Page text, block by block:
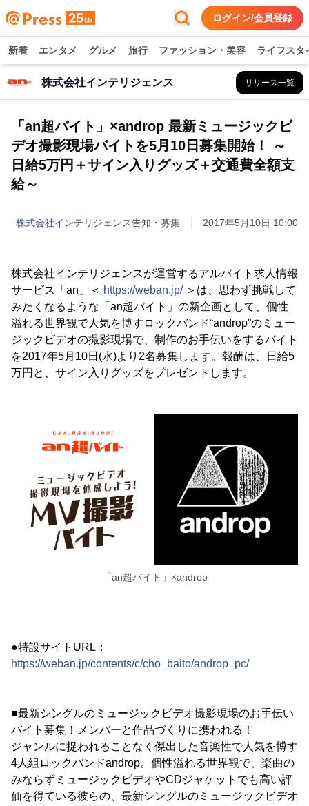
ログイン/会員登録
新着 エンタメ グルメ 旅行 ファッション・美容 ライフスタ
株式会社インテリジェンス リリース一覧
「an超バイト」×androp 最新ミュージックビ
デオ撮影現場バイトを5月10日募集開始！ ～
日給5万円＋サイン入りグッズ＋交通費全額支
給～
株式会社インテリジェンス告知・募集 2017年5月10日 10:00
株式会社インテリジェンスが運営するアルバイト求人情報
サービス「an」＜ https://weban.jp/＞は、思わず挑戦して
みたくなるような「an超バイト」の新企画として、個性
溢れる世界観で人気を博すロックバンド“androp”のミュー
ジックビデオの撮影現場で、制作のお手伝いをするバイト
を2017年5月10日(水)より2名募集します。報酬は、日給5
万円と、サイン入りグッズをプレゼントします。
「an超バイト」×androp
●特設サイトURL：
https://weban.jp/contents/c/cho_baito/androp_pc/
■最新シングルのミュージックビデオ撮影現場のお手伝い
バイト募集！メンバーと作品づくりに携われる！
ジャンルに捉われることなく傑出した音楽性で人気を博す
4人組ロックバンドandrop。個性溢れる世界観で、楽曲の
みならずミュージックビデオやCDジャケットでも高い評
価を得ている彼らの、最新シングルのミュージックビデオ